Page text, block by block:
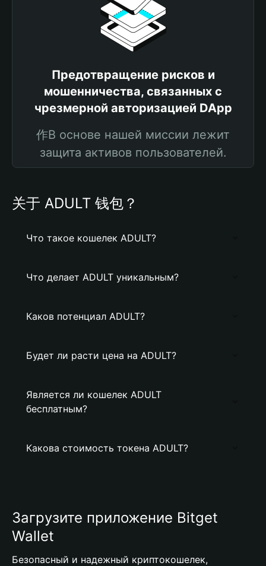
Предотвращение рисков и
мошенничества, связанных с
чрезмерной авторизацией DApp
作В основе нашей миссии лежит
защита активов пользователей.
关于 ADULT 钱包？
Что такое кошелек ADULT?
Что делает ADULT уникальным?
Каков потенциал ADULT?
Будет ли расти цена на ADULT?
Является ли кошелек ADULT
бесплатным?
Какова стоимость токена ADULT?
Загрузите приложение Bitget
Wallet
Безопасный и надежный криптокошелек,